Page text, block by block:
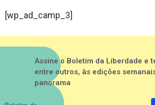
[wp_ad_camp_3]
Assine o Boletim da Liberdade e
entre outros, às edições
panorama